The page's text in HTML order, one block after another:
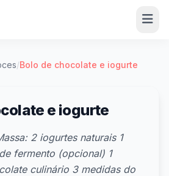
/Bolo de chocolate e iogurte
e iogurte
2 iogurtes naturais 1
fermento (opcional) 1
culinário 3 medidas do